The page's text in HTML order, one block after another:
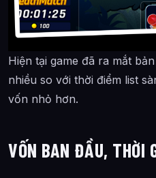
Hiện tại game đã ra mắt
nhiều so với thời điểm list
vốn nhỏ hơn.
VỐN BAN ĐẦU, THỜI